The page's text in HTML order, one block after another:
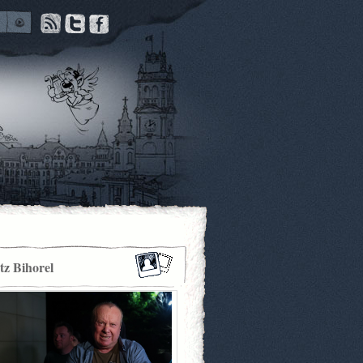
Bihorel